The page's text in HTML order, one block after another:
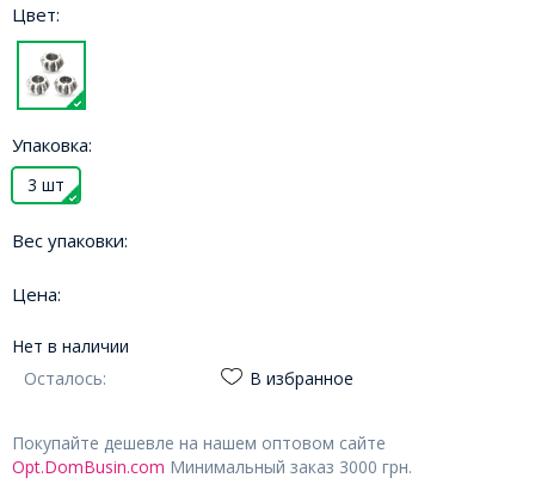
Цвет:
Упаковка:
3 шт
Вес упаковки:
Цена:
Нет в наличии
Осталось:
В избранное
Покупайте дешевле на нашем оптовом сайте
Opt.DomBusin.com Минимальный заказ 3000 грн.